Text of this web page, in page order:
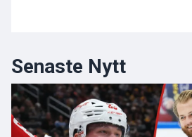
Senaste Nytt